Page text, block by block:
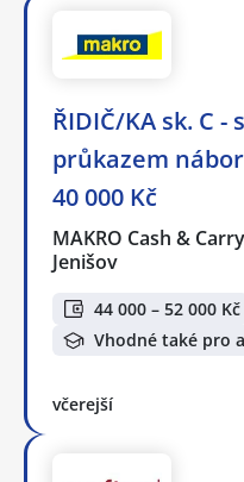
ŘIDIČ/KA sk. C
průkazem
40 000 Kč
MAKRO Cash &
Jenišov
44 000 – 52 000 Kč
Vhodné také pro
včerejší